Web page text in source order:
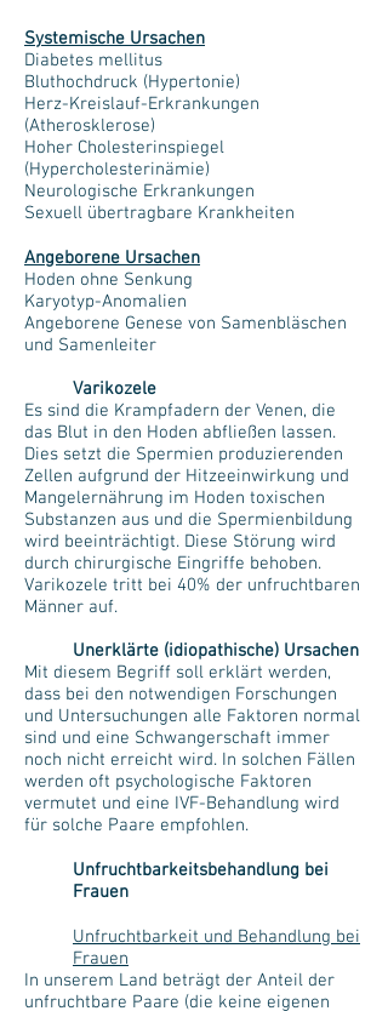
Systemische Ursachen
Diabetes mellitus
Bluthochdruck (Hypertonie)
Herz-Kreislauf-Erkrankungen
(Atherosklerose)
Hoher Cholesterinspiegel
(Hypercholesterinämie)
Neurologische Erkrankungen
Sexuell übertragbare Krankheiten
Angeborene Ursachen
Hoden ohne Senkung
Karyotyp-Anomalien
Angeborene Genese von Samenbläschen
und Samenleiter
Varikozele
Es sind die Krampfadern der Venen, die
das Blut in den Hoden abfließen lassen.
Dies setzt die Spermien produzierenden
Zellen aufgrund der Hitzeeinwirkung und
Mangelernährung im Hoden toxischen
Substanzen aus und die Spermienbildung
wird beeinträchtigt. Diese Störung wird
durch chirurgische Eingriffe behoben.
Varikozele tritt bei 40% der unfruchtbaren
Männer auf.
Unerklärte (idiopathische) Ursachen
Mit diesem Begriff soll erklärt werden,
dass bei den notwendigen Forschungen
und Untersuchungen alle Faktoren normal
sind und eine Schwangerschaft immer
noch nicht erreicht wird. In solchen Fällen
werden oft psychologische Faktoren
vermutet und eine IVF-Behandlung wird
für solche Paare empfohlen.
Unfruchtbarkeitsbehandlung bei
Frauen
Unfruchtbarkeit und Behandlung bei
Frauen
In unserem Land beträgt der Anteil der
unfruchtbare Paare (die keine eigenen